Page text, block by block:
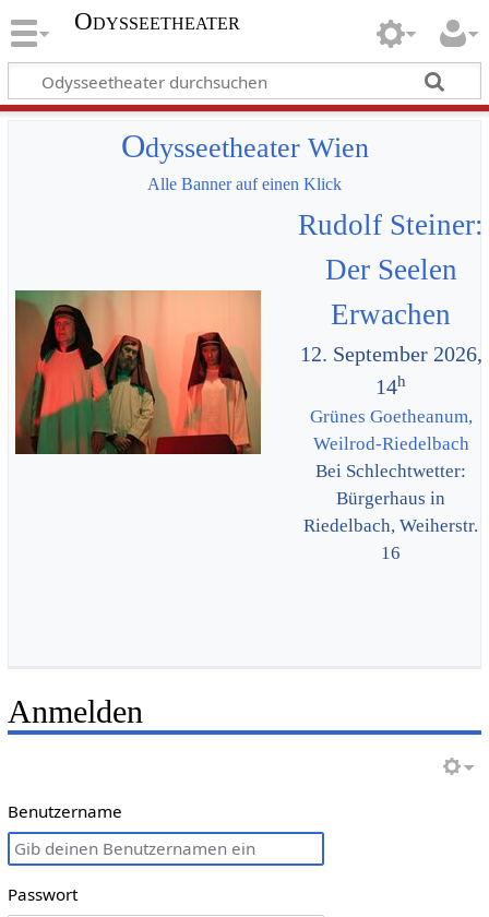
Odysseetheater
Odysseetheater Wien
Alle Banner auf einen Klick
Rudolf Steiner:
Der Seelen
Erwachen
12. September 2026,
14h
Grünes Goetheanum,
Weilrod-Riedelbach
Bei Schlechtwetter:
Bürgerhaus in
Riedelbach, Weiherstr.
16
Anmelden
Benutzername
Passwort